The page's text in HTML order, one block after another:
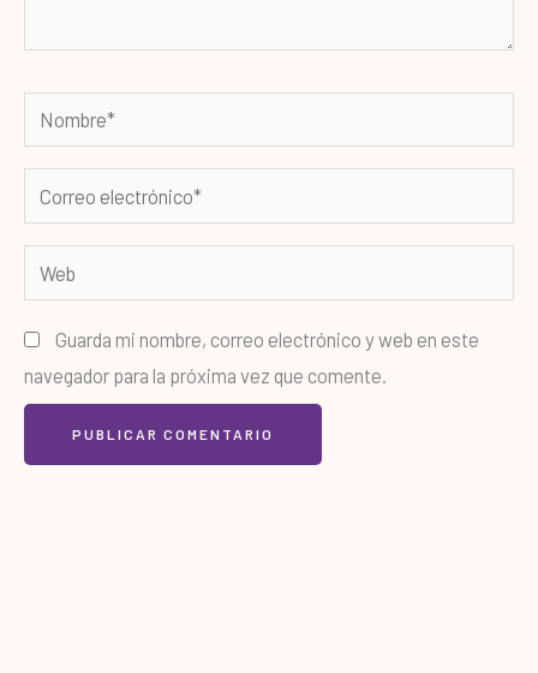
Nombre*
Correo
electrónico*
Web
Guarda mi nombre, correo electrónico y web en este
navegador para la próxima vez que comente.